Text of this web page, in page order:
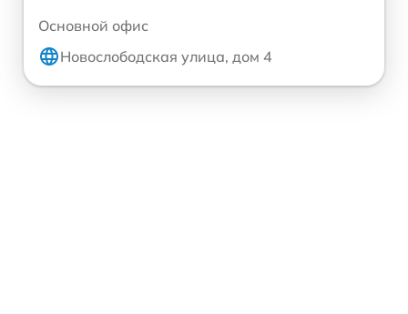
Основной офис
Новослободская улица, дом 4